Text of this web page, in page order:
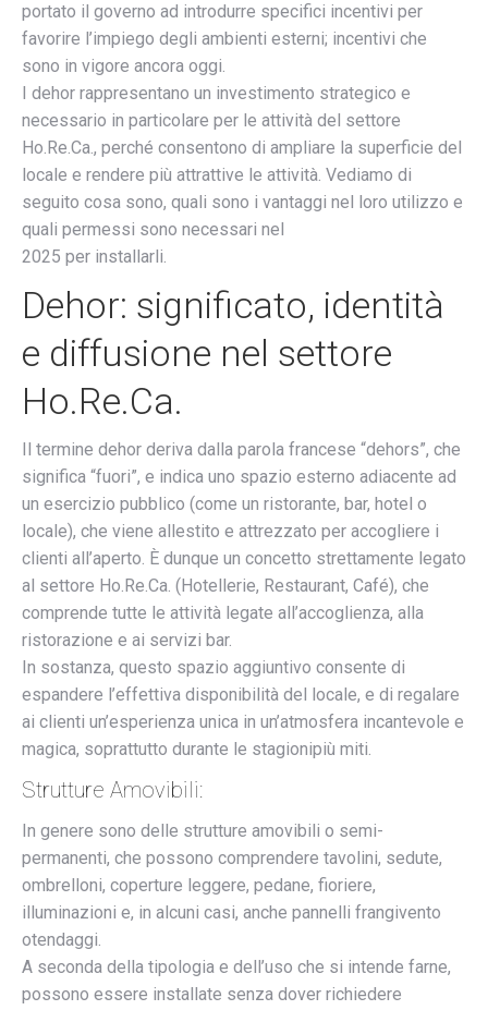
portato il governo ad introdurre specifici incentivi per
favorire l’impiego degli ambienti esterni; incentivi che
sono in vigore ancora oggi.
I dehor rappresentano un investimento strategico e
necessario in particolare per le attività del settore
Ho.Re.Ca., perché consentono di ampliare la superficie del
locale e rendere più attrattive le attività. Vediamo di
seguito cosa sono, quali sono i vantaggi nel loro utilizzo e
quali permessi sono necessari nel
2025 per installarli.
Dehor: significato, identità
e diffusione nel settore
Ho.Re.Ca.
Il termine dehor deriva dalla parola francese “dehors”, che
significa “fuori”, e indica uno spazio esterno adiacente ad
un esercizio pubblico (come un ristorante, bar, hotel o
locale), che viene allestito e attrezzato per accogliere i
clienti all’aperto. È dunque un concetto strettamente legato
al settore Ho.Re.Ca. (Hotellerie, Restaurant, Café), che
comprende tutte le attività legate all’accoglienza, alla
ristorazione e ai servizi bar.
In sostanza, questo spazio aggiuntivo consente di
espandere l’effettiva disponibilità del locale, e di regalare
ai clienti un’esperienza unica in un’atmosfera incantevole e
magica, soprattutto durante le stagionipiù miti.
Strutture Amovibili:
In genere sono delle strutture amovibili o semi-
permanenti, che possono comprendere tavolini, sedute,
ombrelloni, coperture leggere, pedane, fioriere,
illuminazioni e, in alcuni casi, anche pannelli frangivento
otendaggi.
A seconda della tipologia e dell’uso che si intende farne,
possono essere installate senza dover richiedere